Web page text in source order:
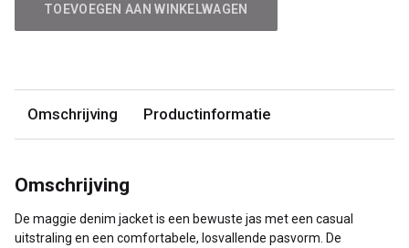
TOEVOEGEN AAN WINKELWAGEN
Omschrijving Productinformatie
Omschrijving
De maggie denim jacket is een bewuste jas met een casual
uitstraling en een comfortabele, losvallende pasvorm. De